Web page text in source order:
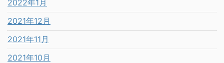
2022年1月
2021年12月
2021年11月
2021年10月